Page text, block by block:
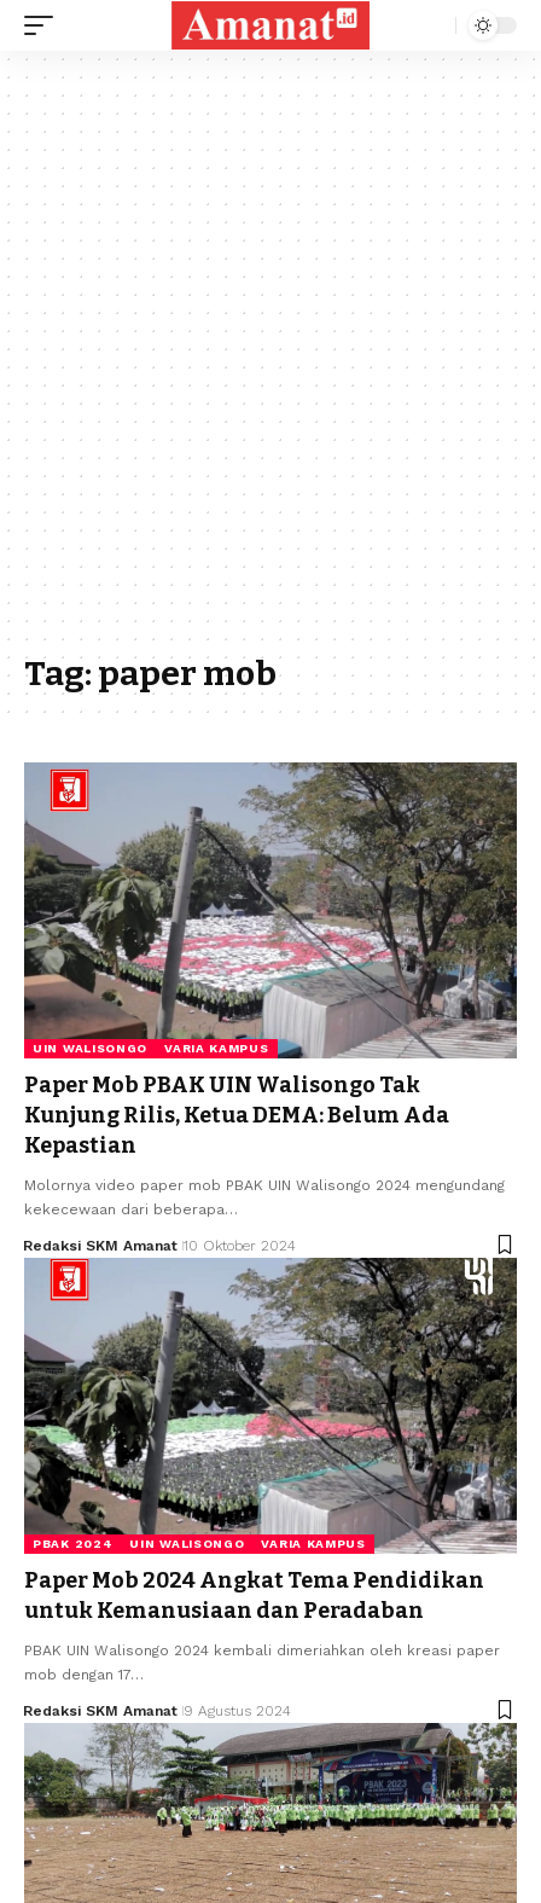
Tag:paper mob
UIN WALISONGO VARIA KAMPUS
Paper Mob PBAK UIN Walisongo Tak
Kunjung Rilis, Ketua DEMA: Belum Ada
Kepastian
Molornya video paper mob PBAK UIN Walisongo 2024 mengundang
kekecewaan dari beberapa…
Redaksi SKM Amanat 10 Oktober 2024
PBAK 2024 UIN WALISONGO VARIA KAMPUS
Paper Mob 2024 Angkat Tema Pendidikan
untuk Kemanusiaan dan Peradaban
PBAK UIN Walisongo 2024 kembali dimeriahkan oleh kreasi paper
mob dengan 17…
Redaksi SKM Amanat 9 Agustus 2024